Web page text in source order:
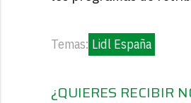
Temas: Lidl España
¿QUIERES RECIBIR